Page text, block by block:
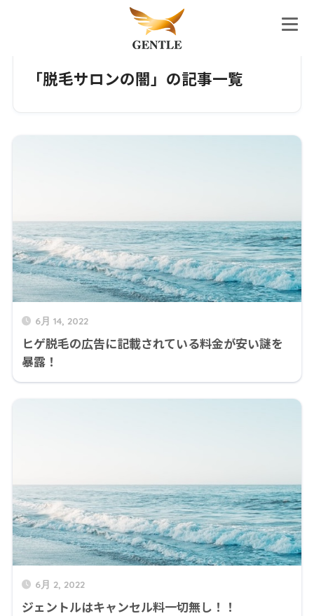
「脱毛サロンの闇」の記事一覧
6月 14, 2022
ヒゲ脱毛の広告に記載されている料金が安い謎を
暴露！
6月 2, 2022
ジェントルはキャンセル料一切無し！！